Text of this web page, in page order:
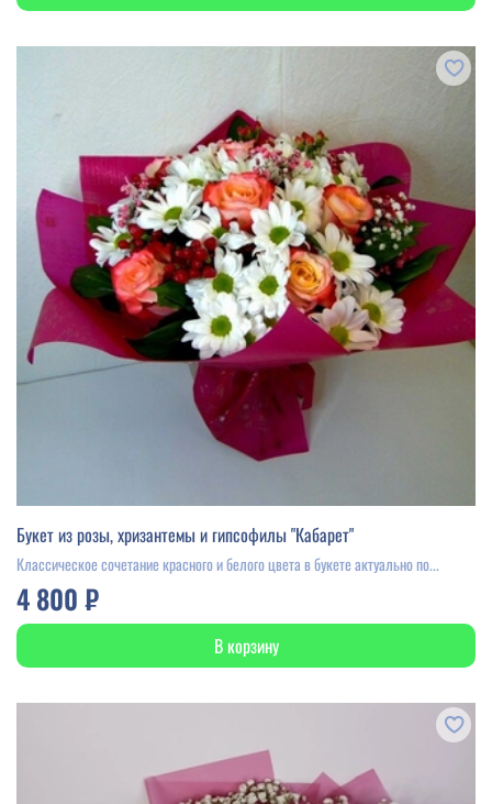
Букет из розы, хризантемы и гипсофилы "Кабарет"
Классическое сочетание красного и белого цвета в букете актуально по...
4 800 ₽
В корзину